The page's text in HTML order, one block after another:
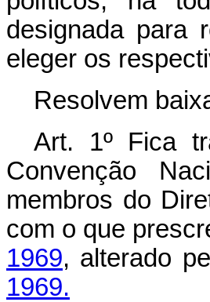
designada para
eleger os
Resolvem
Art. 1º Fica
Convenção
membros do
com o que
1969, alterado
1969.